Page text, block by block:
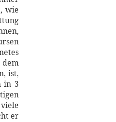
wie
dem
ist,
in 3
er